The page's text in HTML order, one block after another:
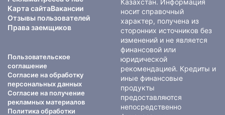
Карта сайтаВакансии
Отзывы пользователей
Права заемщиков
Пользовательское
соглашение
Согласие на обработку
персональных данных
Согласие на получение
рекламных материалов
Политика обработки
Казахстан. Информация
носит справочный
характер, получена из
сторонних источников без
изменений и не является
финансовой или
юридической
рекомендацией. Кредиты и
иные финансовые
продукты
предоставляются
непосредственно